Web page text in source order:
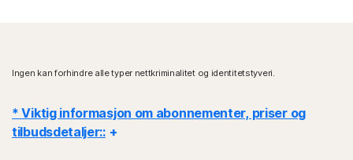
Ingen kan forhindre alle typer nettkriminalitet og identitetstyveri.
* Viktig informasjon om abonnementer, priser og
tilbudsdetaljer::